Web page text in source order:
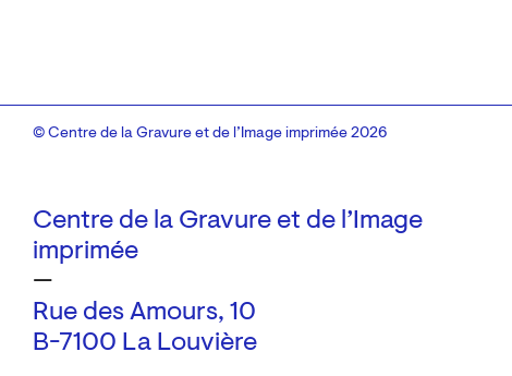
Centre de la Gravure et de l’Image
imprimée
—
Rue des Amours, 10
B-7100 La Louvière
© Centre de la Gravure et de l’Image imprimée 2026